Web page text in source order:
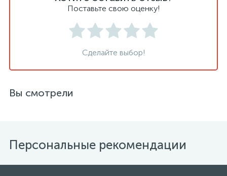
Поставьте свою оценку!
Сделайте выбор!
Вы смотрели
Персональные рекомендации